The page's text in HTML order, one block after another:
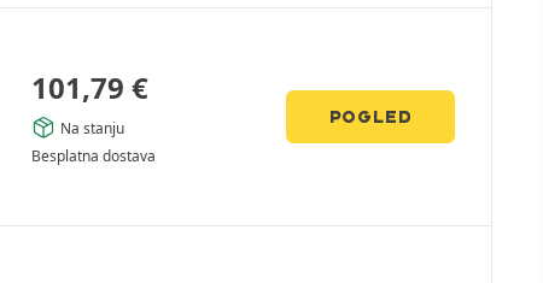
101,79 €
Na stanju
Besplatna dostava
POGLED